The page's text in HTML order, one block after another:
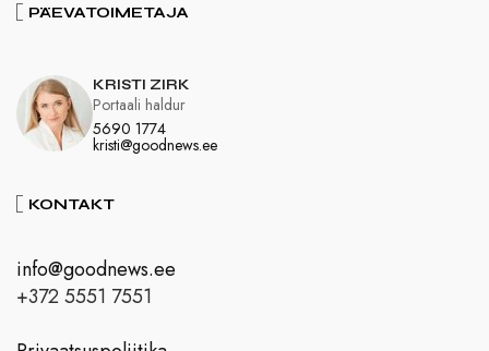
PÄEVATOIMETAJA
KRISTI ZIRK
5690 1774
kristi@goodnews.ee
Portaali haldur
KONTAKT
info@goodnews.ee
+372 5551 7551